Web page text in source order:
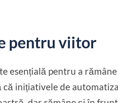
pentru viitor
esențială pentru a
că inițiativele de